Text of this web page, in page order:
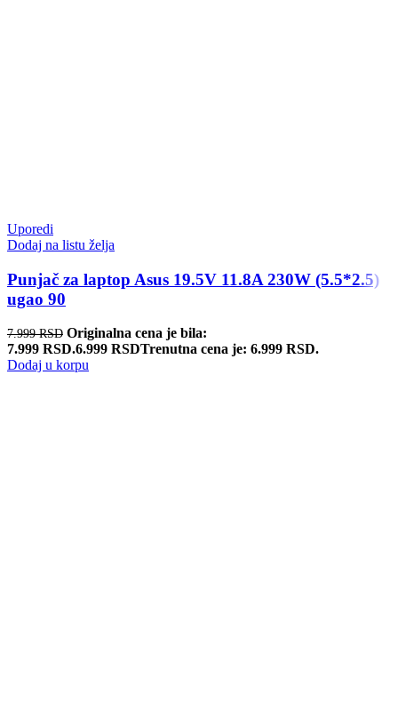
Uporedi
Dodaj na listu želja
Punjač za laptop Asus 19.5V 11.8A 230W (5.5*2.5)
ugao 90
7.999RSD Originalna cena je bila:
7.999 RSD.6.999 RSDTrenutna cena je: 6.999 RSD.
Dodaj u korpu